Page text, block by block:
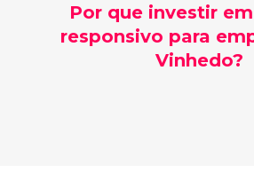
Por que investir
responsivo para
Vinhedo?